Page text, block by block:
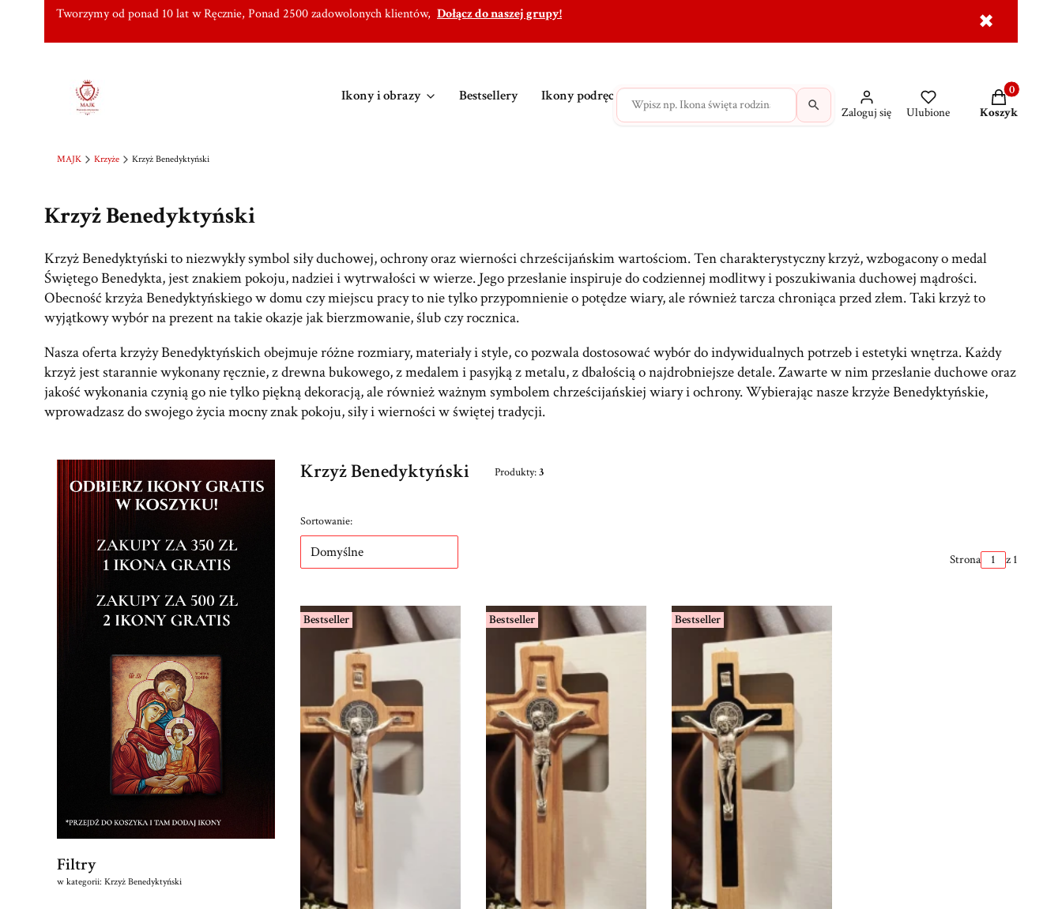
Tworzymy od ponad 10 lat w Ręcznie, Ponad 2500 zadowolonych klientów, Dołącz do naszej grupy! ✖
Ikony i obrazy Bestsellery Ikony podręczne Krzyże MAJK na prezent Wasze
Zaloguj się Ulubione
Produkty w
Koszyk
MAJK Krzyże Krzyż Benedyktyński
Krzyż Benedyktyński
Krzyż Benedyktyński to niezwykły symbol siły duchowej, ochrony oraz wierności chrześcijańskim wartościom. Ten charakterystyczny krzyż, wzbogacony o medal
Świętego Benedykta, jest znakiem pokoju, nadziei i wytrwałości w wierze. Jego przesłanie inspiruje do codziennej modlitwy i poszukiwania duchowej mądrości.
Obecność krzyża Benedyktyńskiego w domu czy miejscu pracy to nie tylko przypomnienie o potędze wiary, ale również tarcza chroniąca przed złem. Taki krzyż to
wyjątkowy wybór na prezent na takie okazje jak bierzmowanie, ślub czy rocznica.
Nasza oferta krzyży Benedyktyńskich obejmuje różne rozmiary, materiały i style, co pozwala dostosować wybór do indywidualnych potrzeb i estetyki wnętrza. Każdy
krzyż jest starannie wykonany ręcznie, z drewna bukowego, z medalem i pasyjką z metalu, z dbałością o najdrobniejsze detale. Zawarte w nim przesłanie duchowe oraz
jakość wykonania czynią go nie tylko piękną dekoracją, ale również ważnym symbolem chrześcijańskiej wiary i ochrony. Wybierając nasze krzyże Benedyktyńskie,
wprowadzasz do swojego życia mocny znak pokoju, siły i wierności w świętej tradycji.
Filtry
w kategorii: Krzyż Benedyktyński
Krzyż Benedyktyński Produkty:3
Lista produktów
Sortowanie:
Domyślne Strona z 1
Bestseller Bestseller Bestseller